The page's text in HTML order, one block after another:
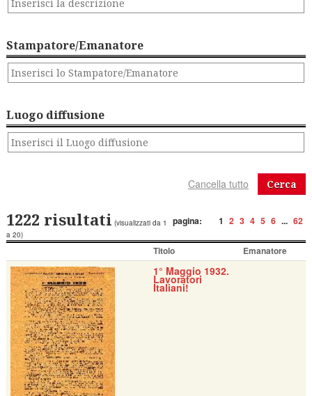
Stampatore/Emanatore
Luogo diffusione
Cerca
pagina: 1 2 3 4 5 6 ... 62
1222 risultati (visualizzati da 1
a 20)
Titolo Emanatore
1° Maggio 1932.
Lavoratori
Italiani!